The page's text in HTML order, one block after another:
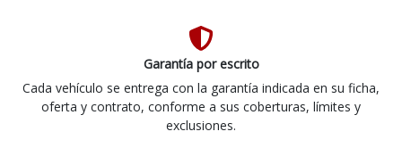
Garantía por escrito
Cada vehículo se entrega con la garantía indicada en su ficha,
oferta y contrato, conforme a sus coberturas, límites y
exclusiones.